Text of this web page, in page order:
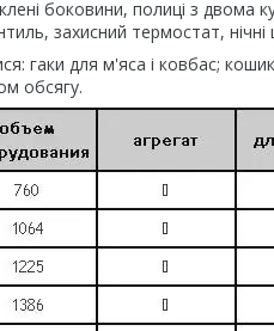
боковини, полиці з двома
захисний термостат, нічні
гаки для м'яса і ковбас;
обсягу.